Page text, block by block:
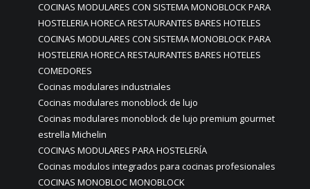
COCINAS MODULARES CON SISTEMA MONOBLOCK PARA
HOSTELERIA HORECA RESTAURANTES BARES HOTELES
COCINAS MODULARES CON SISTEMA MONOBLOCK PARA
HOSTELERIA HORECA RESTAURANTES BARES HOTELES
COMEDORES
Cocinas modulares industriales
Cocinas modulares monoblock de lujo
Cocinas modulares monoblock de lujo premium gourmet
estrella Michelin
COCINAS MODULARES PARA HOSTELERÍA
Cocinas modulos integrados para cocinas profesionales
COCINAS MONOBLOC MONOBLOCK